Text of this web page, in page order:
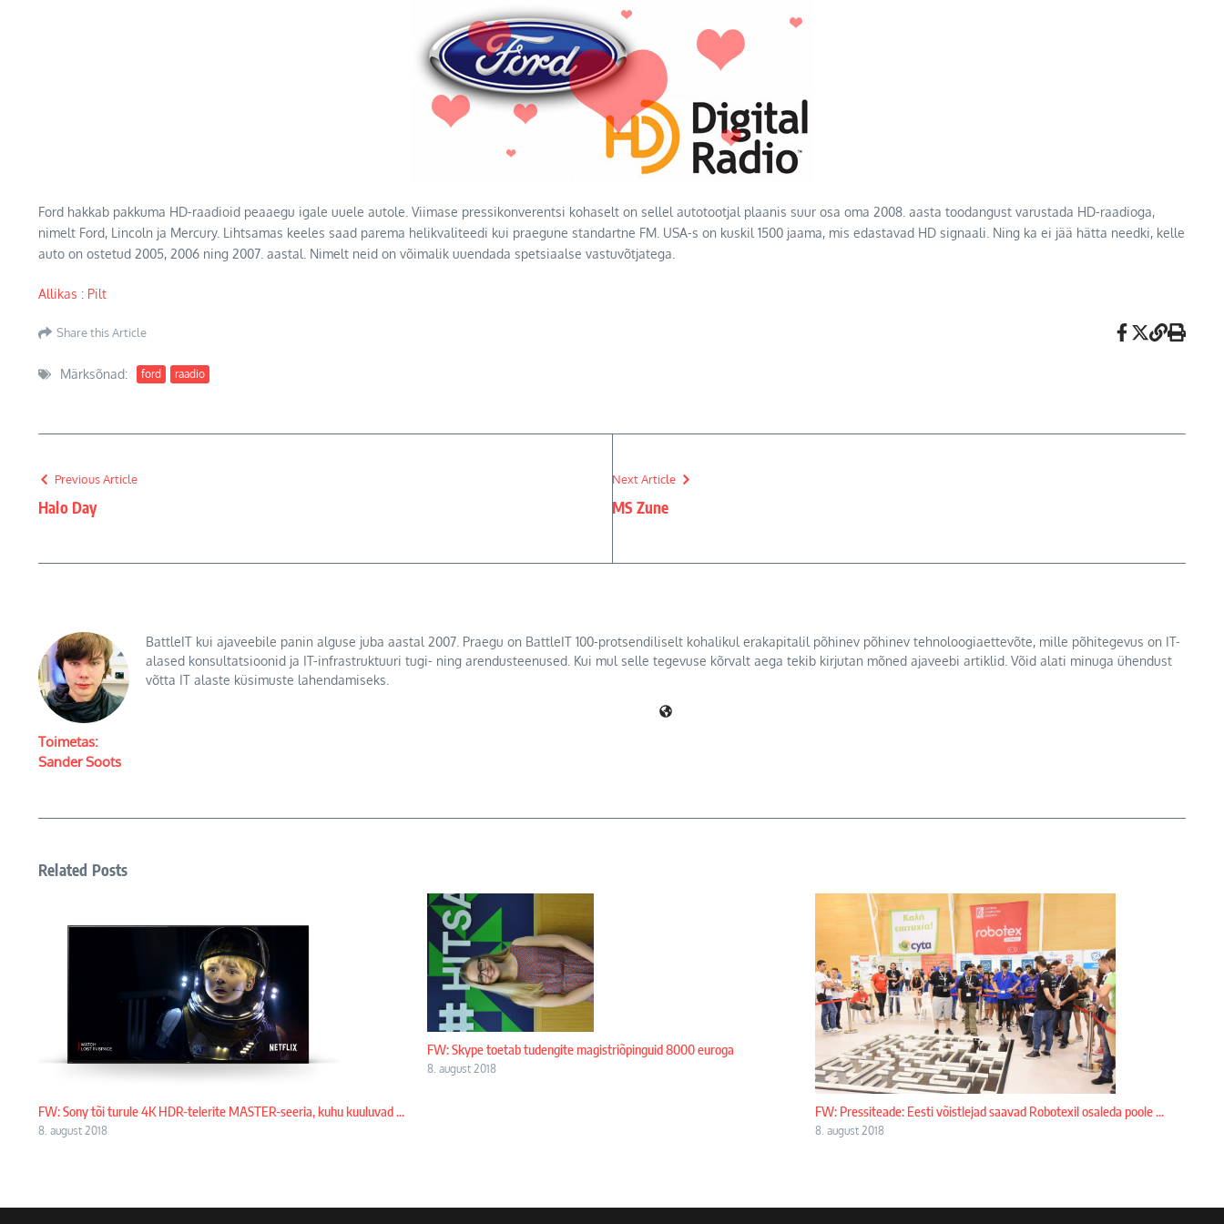
Ford hakkab pakkuma HD-raadioid peaaegu igale uuele autole. Viimase pressikonverentsi kohaselt on sellel autotootjal plaanis suur osa oma 2008. aasta toodangust varustada HD-raadioga,
nimelt Ford, Lincoln ja Mercury. Lihtsamas keeles saad parema helikvaliteedi kui praegune standartne FM. USA-s on kuskil 1500 jaama, mis edastavad HD signaali. Ning ka ei jää hätta needki, kelle
auto on ostetud 2005, 2006 ning 2007. aastal. Nimelt neid on võimalik uuendada spetsiaalse vastuvõtjatega.
Allikas : Pilt
Share this Article
Märksõnad: ford raadio
Previous Article
Halo Day
Next Article
MS Zune
Toimetas:
Sander Soots
BattleIT kui ajaveebile panin alguse juba aastal 2007. Praegu on BattleIT 100-protsendiliselt kohalikul erakapitalil põhinev põhinev tehnoloogiaettevõte, mille põhitegevus on IT-
alased konsultatsioonid ja IT-infrastruktuuri tugi- ning arendusteenused. Kui mul selle tegevuse kõrvalt aega tekib kirjutan mõned ajaveebi artiklid. Võid alati minuga ühendust
võtta IT alaste küsimuste lahendamiseks.
Related Posts
FW: Sony tõi turule 4K HDR-telerite MASTER-seeria, kuhu kuuluvad ...
8. august 2018
FW: Skype toetab tudengite magistriõpinguid 8000 euroga
8. august 2018
FW: Pressiteade: Eesti võistlejad saavad Robotexil osaleda poole ...
8. august 2018